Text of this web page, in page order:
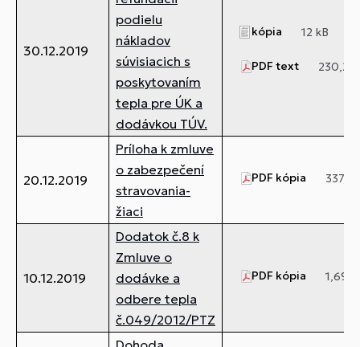
30.12.2019
podielu
nákladov
súvisiacich s
poskytovaním
tepla pre ÚK a
dodávkou TÚV.
kópia 12 kB
PDF text 230,25
20.12.2019
Príloha k zmluve
o zabezpečení
stravovania-
žiaci
PDF kópia
10.12.2019
Dodatok č.8 k
Zmluve o
dodávke a
odbere tepla
č.049/2012/PTZ
PDF kópia 1,69